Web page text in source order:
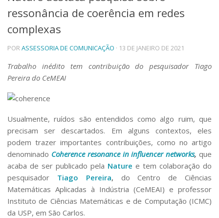
Telefones e Mapas
Pessoas
Ensino
Graduação
Educação a distância
Cursos de Extensão
Pesquisa e Inovação
Centros, Núcleos e Projetos em Rede
Pós-doutorado
Iniciação Científica
Transferência de Tecnologia
Empresas Juniores
Extensão à Comunidade
Projetos, Programas e Cursos
Artes, Cultura e Esportes
Museus e Espaços Interativos
ressonância de coerência em redes
complexas
PORASSESSORIA DE COMUNICAÇÃO · 13 DE JANEIRO DE 2021
Trabalho inédito tem contribuição do pesquisador Tiago
Pereira do CeMEAI
Usualmente, ruídos são entendidos como algo ruim, que
precisam ser descartados. Em alguns contextos, eles
podem trazer importantes contribuições, como no artigo
denominado Coherence resonance in influencer networks, que
acaba de ser publicado pela Nature e tem colaboração do
pesquisador Tiago Pereira, do Centro de Ciências
Matemáticas Aplicadas à Indústria (CeMEAI) e professor
Instituto de Ciências Matemáticas e de Computação (ICMC)
da USP, em São Carlos.